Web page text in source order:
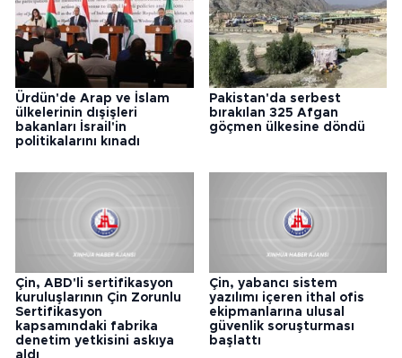
Ürdün'de Arap ve İslam
ülkelerinin dışişleri
bakanları İsrail'in
politikalarını kınadı
Pakistan'da serbest
bırakılan 325 Afgan
göçmen ülkesine döndü
Çin, ABD'li sertifikasyon
kuruluşlarının Çin Zorunlu
Sertifikasyon
kapsamındaki fabrika
denetim yetkisini askıya
aldı
Çin, yabancı sistem
yazılımı içeren ithal ofis
ekipmanlarına ulusal
güvenlik soruşturması
başlattı